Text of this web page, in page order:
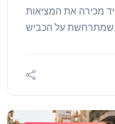
מכירה את המציאות
שמתרחשת על הכביש.